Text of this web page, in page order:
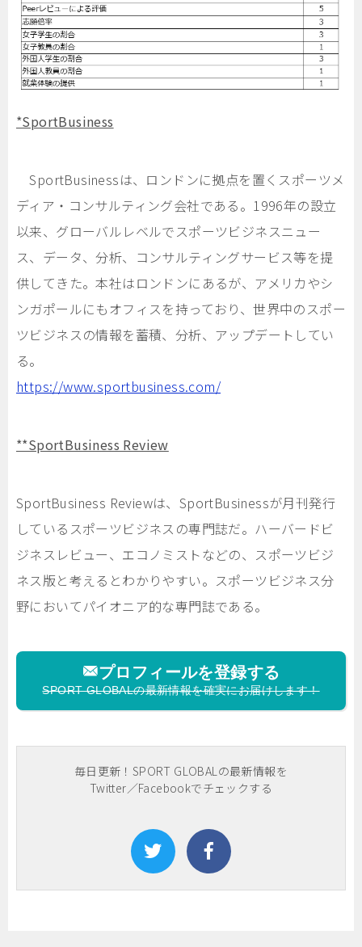
*SportBusiness
SportBusinessは、ロンドンに拠点を置くスポーツメ
ディア・コンサルティング会社である。1996年の設立
以来、グローバルレベルでスポーツビジネスニュー
ス、データ、分析、コンサルティングサービス等を提
供してきた。本社はロンドンにあるが、アメリカやシ
ンガポールにもオフィスを持っており、世界中のスポー
ツビジネスの情報を蓄積、分析、アップデートしてい
る。
https://www.sportbusiness.com/
**SportBusiness Review
SportBusiness Reviewは、SportBusinessが月刊発行
しているスポーツビジネスの専門誌だ。ハーバードビ
ジネスレビュー、エコノミストなどの、スポーツビジ
ネス版と考えるとわかりやすい。スポーツビジネス分
野においてパイオニア的な専門誌である。
プロフィールを登録する
SPORT GLOBALの最新情報を確実にお届けします！
毎日更新！SPORT GLOBALの最新情報を
Twitter／Facebookでチェックする